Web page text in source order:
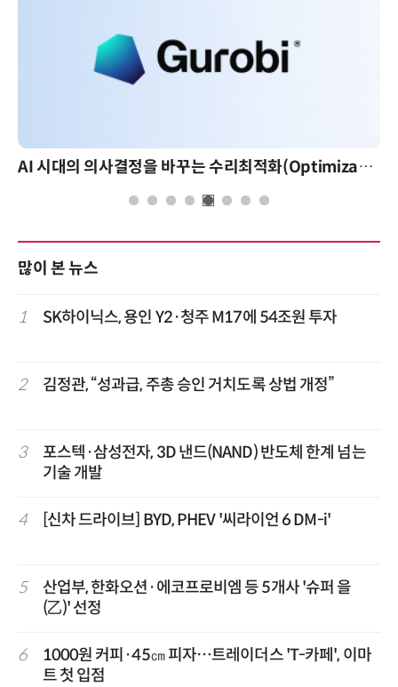
AI 시대의 의사결정을 바꾸는 수리최적화(Optimization): 실제 산업 적용 사례와 활용 전략
많이 본 뉴스
1 SK하이닉스, 용인 Y2·청주 M17에 54조원 투자
2 김정관, “성과급, 주총 승인 거치도록 상법 개정”
3
포스텍·삼성전자, 3D 낸드(NAND) 반도체 한계 넘는
기술 개발
4 [신차 드라이브] BYD, PHEV '씨라이언 6 DM-i'
5
산업부, 한화오션·에코프로비엠 등 5개사 '슈퍼 을
(乙)' 선정
6
1000원 커피·45㎝ 피자…트레이더스 'T-카페', 이마
트 첫 입점